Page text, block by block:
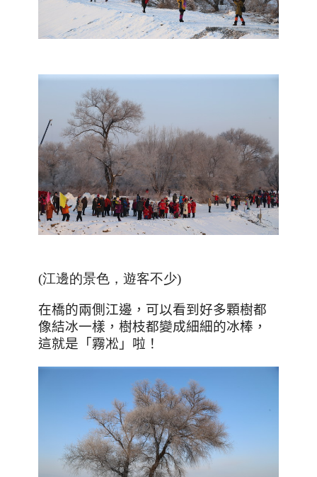
(江邊的景色，遊客不少)
在橋的兩側江邊，可以看到好多顆樹都
像結冰一樣，樹枝都變成細細的冰棒，
這就是「霧凇」啦！